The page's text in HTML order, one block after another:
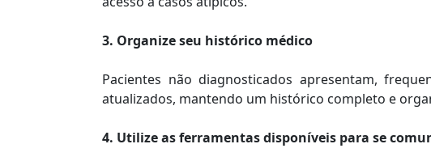
3. Organize seu histórico médico
Pacientes não diagnosticados apresentam,
atualizados, mantendo um histórico completo e
4. Utilize as ferramentas disponíveis para se